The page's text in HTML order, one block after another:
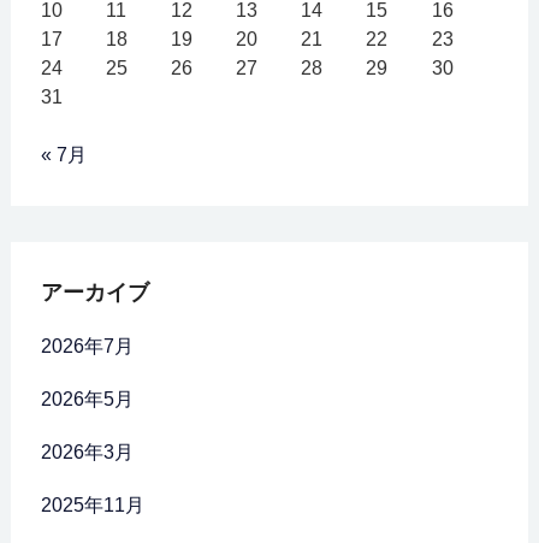
10 11 12 13 14 15
16
17
18 19 20 21 22
23
24
25 26 27 28 29
30
31
« 7月
アーカイブ
2026年7月
2026年5月
2026年3月
2025年11月